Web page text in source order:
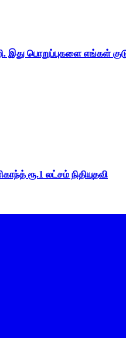
இது பொறுப்புகளை எங்கள்
ரூ.1 லட்சம் நிதியுதவி